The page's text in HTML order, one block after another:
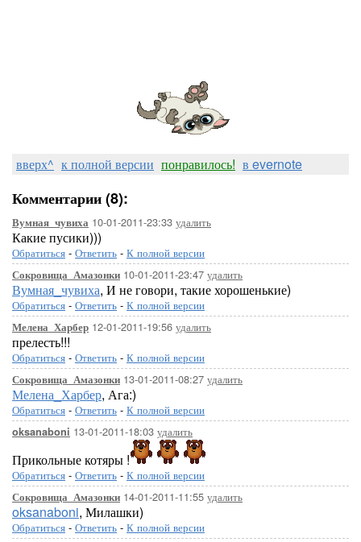
вверх^ к полной версии понравилось! в evernote
Комментарии (8):
Вумная_чувиха 10-01-2011-23:33 удалить
Какие пусики)))
Обратиться - Ответить - К полной версии
Сокровища_Амазонки 10-01-2011-23:47 удалить
Вумная_чувиха, И не говори, такие хорошенькие)
Обратиться - Ответить - К полной версии
Мелена_Харбер 12-01-2011-19:56 удалить
прелесть!!!
Обратиться - Ответить - К полной версии
Сокровища_Амазонки 13-01-2011-08:27 удалить
Мелена_Харбер, Ага:)
Обратиться - Ответить - К полной версии
oksanaboni 13-01-2011-18:03 удалить
Прикольные котяры !
Обратиться - Ответить - К полной версии
Сокровища_Амазонки 14-01-2011-11:55 удалить
oksanaboni, Милашки)
Обратиться - Ответить - К полной версии